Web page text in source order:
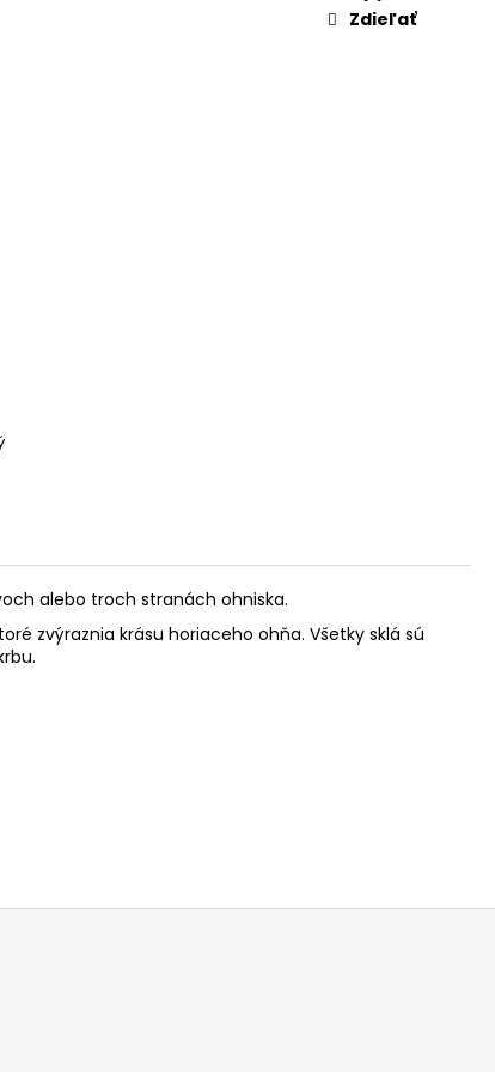
Zdieľať
alebo troch stranách ohniska.
zvýraznia krásu horiaceho ohňa. Všetky sklá sú